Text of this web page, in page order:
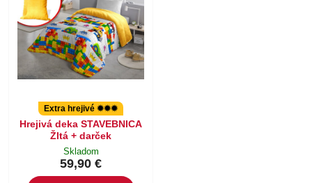
Extra hrejivé ✹✹✹
Hrejivá deka STAVEBNICA
Žltá + darček
Skladom
59,90 €